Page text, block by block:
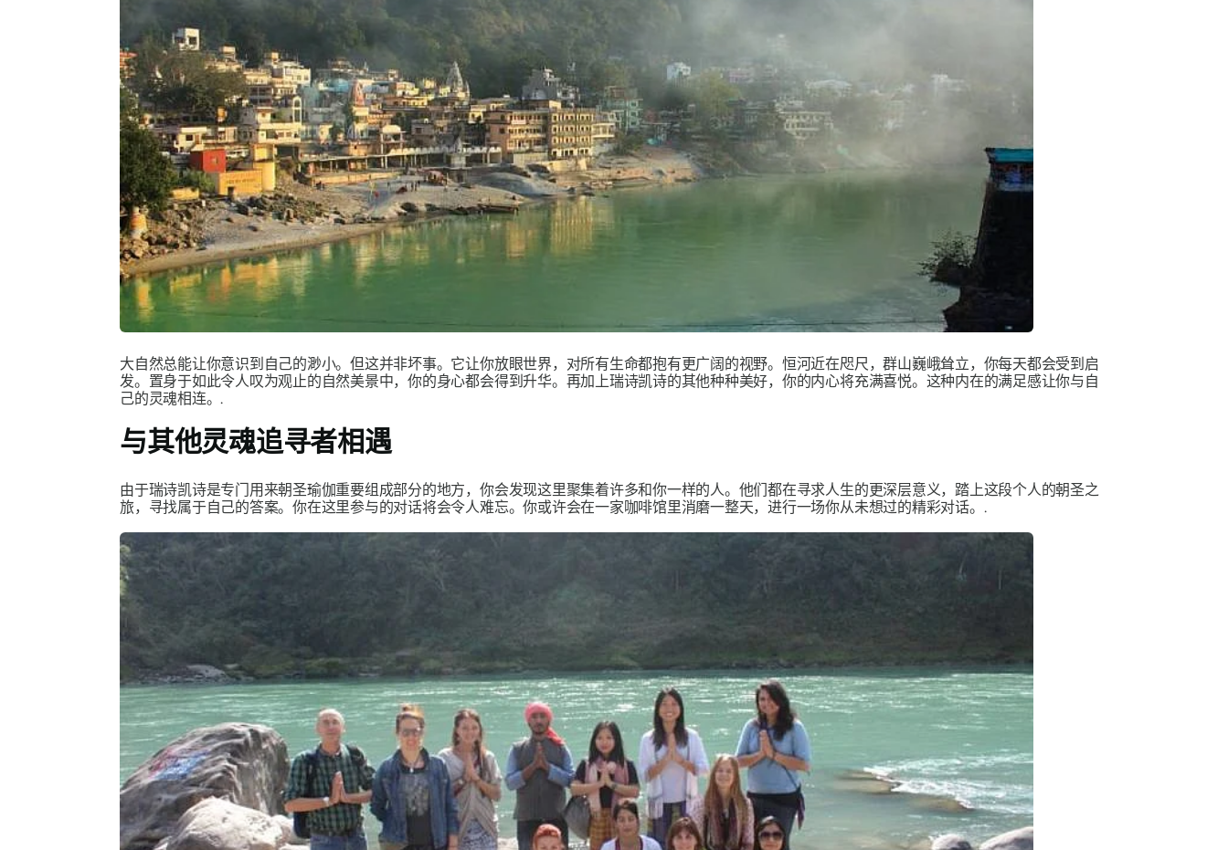
大自然总能让你意识到自己的渺小。但这并非坏事。它让你放眼世界，对所有生命都抱有更广阔的视野。恒河近在咫尺，群山巍峨耸立，你每天都会受到启
发。置身于如此令人叹为观止的自然美景中，你的身心都会得到升华。再加上瑞诗凯诗的其他种种美好，你的内心将充满喜悦。这种内在的满足感让你与自
己的灵魂相连。.
与其他灵魂追寻者相遇
由于瑞诗凯诗是专门用来朝圣瑜伽重要组成部分的地方，你会发现这里聚集着许多和你一样的人。他们都在寻求人生的更深层意义，踏上这段个人的朝圣之
旅，寻找属于自己的答案。你在这里参与的对话将会令人难忘。你或许会在一家咖啡馆里消磨一整天，进行一场你从未想过的精彩对话。.